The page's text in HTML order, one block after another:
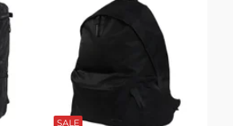
SALE